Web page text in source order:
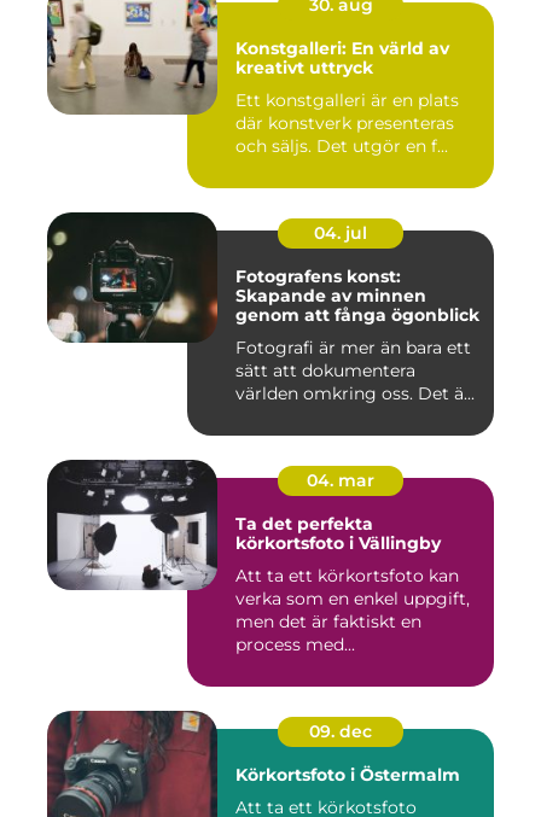
30. aug
Konstgalleri: En värld av
kreativt uttryck
Ett konstgalleri är en plats
där konstverk presenteras
och säljs. Det utgör en f...
04. jul
Fotografens konst:
Skapande av minnen
genom att fånga ögonblick
Fotografi är mer än bara ett
sätt att dokumentera
världen omkring oss. Det ä...
04. mar
Ta det perfekta
körkortsfoto i Vällingby
Att ta ett körkortsfoto kan
verka som en enkel uppgift,
men det är faktiskt en
process med...
09. dec
Körkortsfoto i Östermalm
Att ta ett körkotsfoto